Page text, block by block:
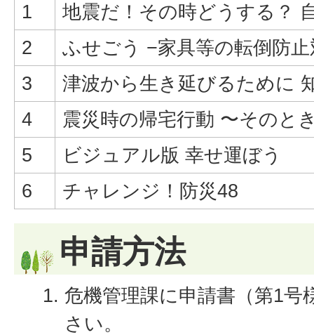
1
地震だ！その時どうする？
2
ふせごう −家具等の転倒防
3
津波から生き延びるために
4
震災時の帰宅行動 〜そのと
5
ビジュアル版 幸せ運ぼう
6
チャレンジ！防災48
申請方法
危機管理課に申請書（第1号
さい。